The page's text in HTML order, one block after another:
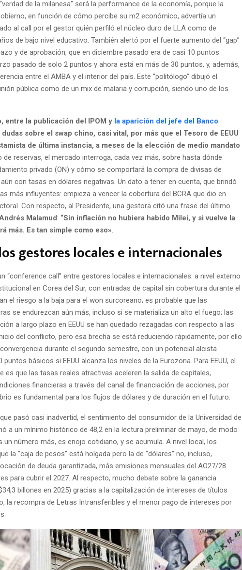
de la milanesa” será la performance de la economía, porque la
en función de cómo percibe su m2 económico, advertía un
al call por el gestor quién perfiló el núcleo duro de LLA como de
de bajo nivel educativo. También alertó por el fuerte aumento del “gap”
y de aprobación, que en diciembre pasado era de casi 10 puntos
pasado de solo 2 puntos y ahora está en más de 30 puntos, y, además,
entre el AMBA y el interior del país. Este “politólogo” dibujó el
pública como de un mix de malaria y corrupción, siendo uno de los
entre la publicación del IPOM y la aparición del jefe del Banco
dudas sobre el swap chino, casi vital, por más que el Tesoro de EEUU
de última instancia, a meses de la elección de medio mandato
de reservas, el mercado interroga, cada vez más, sobre hasta dónde
privado (ON) y cómo se comportará la compra de divisas de
con tasas en dólares negativas. Un dato a tener en cuenta, que brindó
más influyentes: empieza a vencer la cobertura del BCRA que dio en
Con respecto, al Presidente, una gestora citó una frase del último
Malamud: “Sin inflación no hubiera habido Milei, y si vuelve la
más. Es tan simple como eso».
gestores locales e internacionales
“conference call” entre gestores locales e internacionales: a nivel externo
en Corea del Sur, con entradas de capital sin cobertura durante el
el riesgo a la baja para el won surcoreano; es probable que las
se endurezcan aún más, incluso si se materializa un alto el fuego; las
a largo plazo en EEUU se han quedado rezagadas con respecto a las
del conflicto, pero esa brecha se está reduciendo rápidamente, por ello
durante el segundo semestre, con un potencial alcista
básicos si EEUU alcanza los niveles de la Eurozona. Para EEUU, el
es que las tasas reales atractivas aceleren la salida de capitales,
financieras a través del canal de financiación de acciones, por
es fundamental para los flujos de dólares y de duración en el futuro.
pasó casi inadvertid, el sentimiento del consumidor de la Universidad de
a un mínimo histórico de 48,2 en la lectura preliminar de mayo, de modo
un número más, es enojo cotidiano, y se acumula. A nivel local, los
la “caja de pesos” está holgada pero la de “dólares” no, incluso,
de deuda garantizada, más emisiones mensuales del AO27/28.
para cubrir el 2027. Al respecto, mucho debate sobre la ganancia
billones en 2025) gracias a la capitalización de intereses de títulos
la recompra de Letras Intransferibles y el menor pago de intereses por